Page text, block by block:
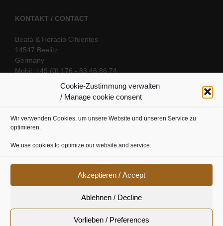
Cookie-Zustimmung verwalten
/ Manage cookie consent
Wir verwenden Cookies, um unsere Website und unseren Service zu
optimieren.
We use cookies to optimize our website and service.
Akzeptieren / Accept
Ablehnen / Decline
Vorlieben / Preferences
KONTAKT / CONTACT
Beata & Horacio Cifuentes
14547 Beelitz
Germany
Mobil: +49 (0) 176 - 83 46 86 74
SOCIAL LINKS